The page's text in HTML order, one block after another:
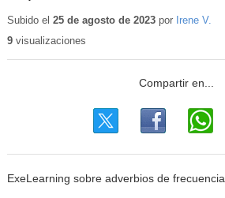
Subido el 25 de agosto de 2023por Irene V.
9visualizaciones
ExeLearning sobre adverbios de